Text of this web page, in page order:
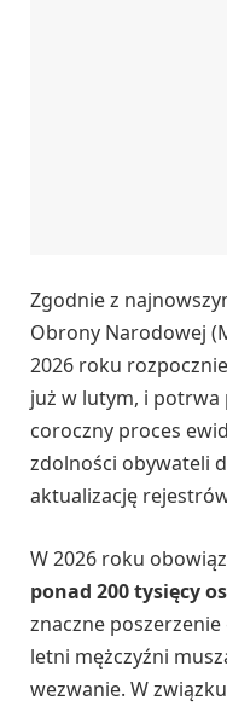
Zgodnie z
Obrony Narodowej
2026 roku
już w lutym, i potrwa
coroczny proces
zdolności obywateli
aktualizację
W 2026 roku
ponad 200 tysięcy
znaczne
letni mężczyźni
wezwanie. W